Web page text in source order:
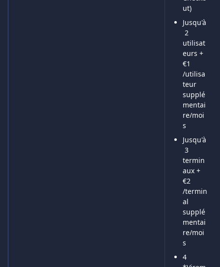
ut)
Jusqu'à
2
utilisat
eurs +
€1
/utilisa
teur
supplé
mentai
re/moi
s
Jusqu'à
3
termin
aux +
€2
/termin
al
supplé
mentai
re/moi
s
4